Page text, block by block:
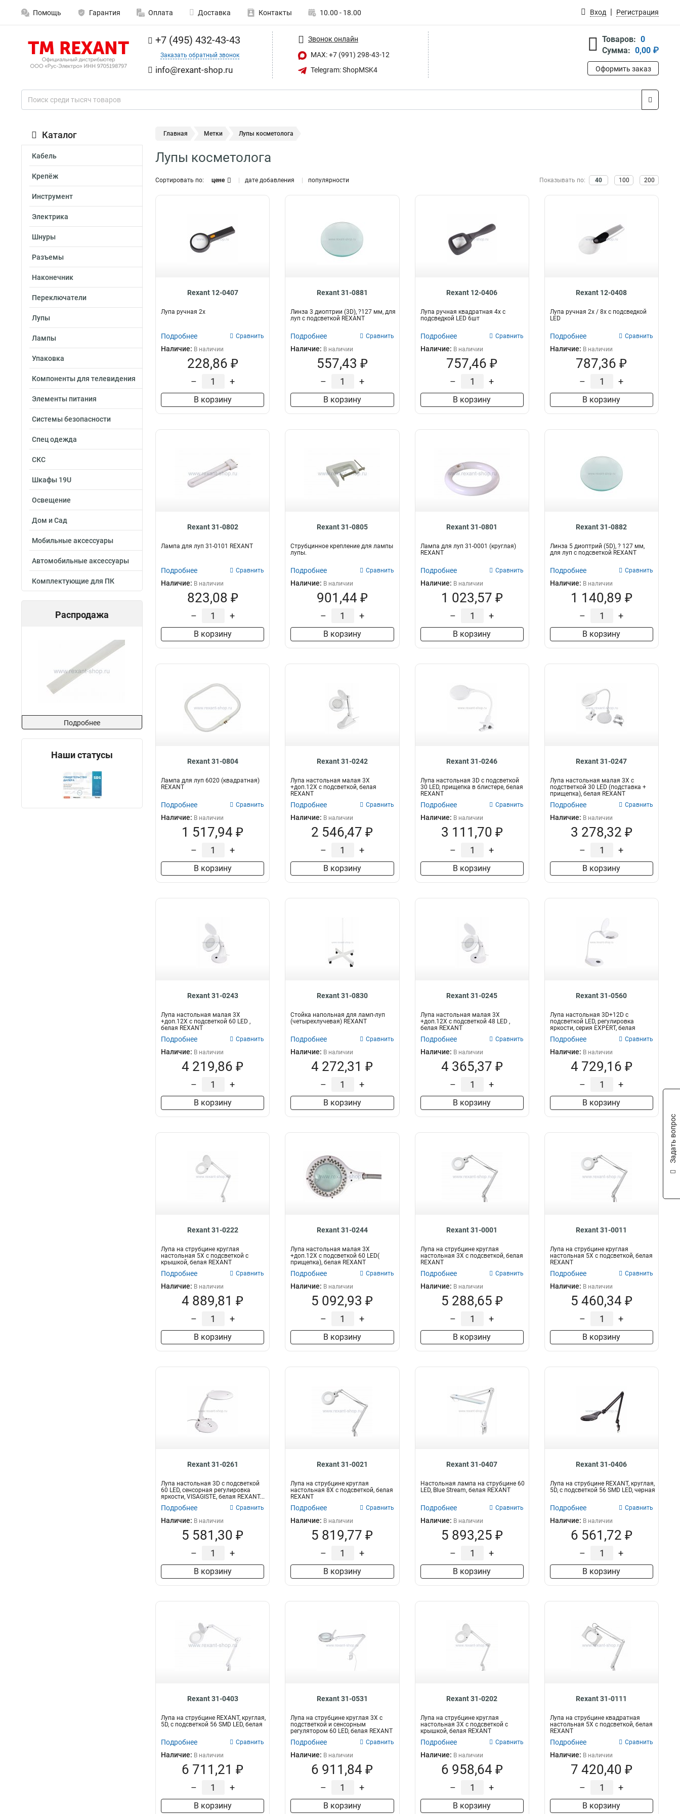
Помощь Гарантия Оплата Доставка Контакты 10.00 - 18.00 Вход Регистрация
+7 (495) 432-43-43
Заказать обратный звонок
info@rexant-shop.ru
Звонок онлайн
MAX: +7 (991) 298-43-12
Telegram: ShopMSK4
Товаров: 0
Сумма: 0,00 ₽
Оформить заказ
Каталог
Кабель
Крепёж
Инструмент
Электрика
Шнуры
Разъемы
Наконечник
Переключатели
Лупы
Лампы
Упаковка
Компоненты для телевидения
Элементы питания
Системы безопасности
Спец одежда
СКС
Шкафы 19U
Освещение
Дом и Сад
Мобильные аксессуары
Автомобильные аксессуары
Комплектующие для ПК
Распродажа
Подробнее
Наши статусы
Главная Метки Лупы косметолога
Лупы косметолога
Сортировать по: цене дате добавления популярности Показывать по: 40 100 200
Rexant 12-0407
Лупа ручная 2х
Подробнее Сравнить
Наличие: В наличии
228,86 ₽
– +
В корзину
Rexant 31-0881
Линза 3 диоптрии (3D), ?127 мм, для
луп с подсветкой REXANT
Подробнее Сравнить
Наличие: В наличии
557,43 ₽
– +
В корзину
Rexant 12-0406
Лупа ручная квадратная 4х с
подсведкой LED 6шт
Подробнее Сравнить
Наличие: В наличии
757,46 ₽
– +
В корзину
Rexant 12-0408
Лупа ручная 2х / 8х с подсведкой
LED
Подробнее Сравнить
Наличие: В наличии
787,36 ₽
– +
В корзину
Rexant 31-0802
Лампа для луп 31-0101 REXANT
Подробнее Сравнить
Наличие: В наличии
823,08 ₽
– +
В корзину
Rexant 31-0805
Струбцинное крепление для лампы
лупы.
Подробнее Сравнить
Наличие: В наличии
901,44 ₽
– +
В корзину
Rexant 31-0801
Лампа для луп 31-0001 (круглая)
REXANT
Подробнее Сравнить
Наличие: В наличии
1 023,57 ₽
– +
В корзину
Rexant 31-0882
Линза 5 диоптрий (5D), ? 127 мм,
для луп с подсветкой REXANT
Подробнее Сравнить
Наличие: В наличии
1 140,89 ₽
– +
В корзину
Rexant 31-0804
Лампа для луп 6020 (квадратная)
REXANT
Подробнее Сравнить
Наличие: В наличии
1 517,94 ₽
– +
В корзину
Rexant 31-0242
Лупа настольная малая 3Х
+доп.12Х с подсветкой, белая
REXANT
Подробнее Сравнить
Наличие: В наличии
2 546,47 ₽
– +
В корзину
Rexant 31-0246
Лупа настольная 3D с подсветкой
30 LED, прищепка в блистере, белая
REXANT
Подробнее Сравнить
Наличие: В наличии
3 111,70 ₽
– +
В корзину
Rexant 31-0247
Лупа настольная малая 3X с
подстветкой 30 LED (подставка +
прищепка), белая REXANT
Подробнее Сравнить
Наличие: В наличии
3 278,32 ₽
– +
В корзину
Rexant 31-0243
Лупа настольная малая 3Х
+доп.12Х с подсветкой 60 LED ,
белая REXANT
Подробнее Сравнить
Наличие: В наличии
4 219,86 ₽
– +
В корзину
Rexant 31-0830
Стойка напольная для ламп-луп
(четырехлучевая) REXANT
Подробнее Сравнить
Наличие: В наличии
4 272,31 ₽
– +
В корзину
Rexant 31-0245
Лупа настольная малая 3Х
+доп.12Х с подсветкой 48 LED ,
белая REXANT
Подробнее Сравнить
Наличие: В наличии
4 365,37 ₽
– +
В корзину
Rexant 31-0560
Лупа настольная 3D+12D с
подсветкой LED, регулировка
яркости, серия EXPERT, белая
Подробнее Сравнить
Наличие: В наличии
4 729,16 ₽
– +
В корзину
Rexant 31-0222
Лупа на струбцине круглая
настольная 5Х с подсветкой с
крышкой, белая REXANT
Подробнее Сравнить
Наличие: В наличии
4 889,81 ₽
– +
В корзину
Rexant 31-0244
Лупа настольная малая 3Х
+доп.12Х с подсветкой 60 LED(
прищепка), белая REXANT
Подробнее Сравнить
Наличие: В наличии
5 092,93 ₽
– +
В корзину
Rexant 31-0001
Лупа на струбцине круглая
настольная 3Х с подсветкой, белая
REXANT
Подробнее Сравнить
Наличие: В наличии
5 288,65 ₽
– +
В корзину
Rexant 31-0011
Лупа на струбцине круглая
настольная 5Х с подсветкой, белая
REXANT
Подробнее Сравнить
Наличие: В наличии
5 460,34 ₽
– +
В корзину
Rexant 31-0261
Лупа настольная 3D с подсветкой
60 LED, сенсорная регулировка
яркости, VISAGISTE, белая REXANT...
Подробнее Сравнить
Наличие: В наличии
5 581,30 ₽
– +
В корзину
Rexant 31-0021
Лупа на струбцине круглая
настольная 8Х с подсветкой, белая
REXANT
Подробнее Сравнить
Наличие: В наличии
5 819,77 ₽
– +
В корзину
Rexant 31-0407
Настольная лампа на струбцине 60
LED, Blue Stream, белая REXANT
Подробнее Сравнить
Наличие: В наличии
5 893,25 ₽
– +
В корзину
Rexant 31-0406
Лупа на струбцине REXANT, круглая,
5D, с подсветкой 56 SMD LED, черная
Подробнее Сравнить
Наличие: В наличии
6 561,72 ₽
– +
В корзину
Rexant 31-0403
Лупа на струбцине REXANT, круглая,
5D, с подсветкой 56 SMD LED, белая
Подробнее Сравнить
Наличие: В наличии
6 711,21 ₽
– +
В корзину
Rexant 31-0531
Лупа на струбцине круглая 3X с
подстветкой и сенсорным
регулятором 60 LED, белая REXANT
Подробнее Сравнить
Наличие: В наличии
6 911,84 ₽
– +
В корзину
Rexant 31-0202
Лупа на струбцине круглая
настольная 3Х с подсветкой с
крышкой, белая REXANT
Подробнее Сравнить
Наличие: В наличии
6 958,64 ₽
– +
В корзину
Rexant 31-0111
Лупа на струбцине квадратная
настольная 5Х с подсветкой, белая
REXANT
Подробнее Сравнить
Наличие: В наличии
7 420,40 ₽
– +
В корзину
Задать вопрос